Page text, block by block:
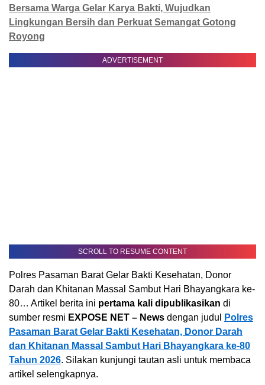
Bersama Warga Gelar Karya Bakti, Wujudkan
Lingkungan Bersih dan Perkuat Semangat Gotong
Royong
ADVERTISEMENT
SCROLL TO RESUME CONTENT
Polres Pasaman Barat Gelar Bakti Kesehatan, Donor
Darah dan Khitanan Massal Sambut Hari Bhayangkara ke-
80… Artikel berita ini pertama kali dipublikasikan di
sumber resmi EXPOSE NET – News dengan judul
Polres
Pasaman Barat Gelar Bakti Kesehatan, Donor Darah
dan Khitanan Massal Sambut Hari Bhayangkara ke-80
Tahun 2026. Silakan kunjungi tautan asli untuk membaca
artikel selengkapnya.